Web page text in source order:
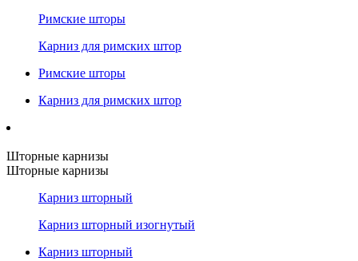
Римские шторы
Карниз для римских штор
Римские шторы
Карниз для римских штор
Шторные карнизы
Шторные карнизы
Карниз шторный
Карниз шторный изогнутый
Карниз шторный